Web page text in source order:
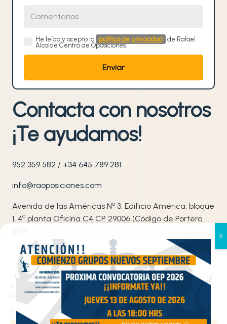
Gestionar el consentimiento
de las cookies
Utilizamos cookies propias y de terceros para analizar el tráfico en nuestro
sitio web y personalizar el contenido. Puede aceptar todas las cookies,
configurarlas según sus preferencias o rechazarlas.
Gestionar los servicios
He leído y acepto la política de privacidad
de Rafael
Alcalde Centro de Oposiciones.
Contacta con nosotros
¡Te ayudamos!
952 359 582 / +34 645 789 281
info@raoposiciones.com
Avenida de las Américas No 3, Edificio América; bloque
1, 4ª planta Oficina C4 CP 29006 (Código de Portero
Síguenos en nuestras redes sociales